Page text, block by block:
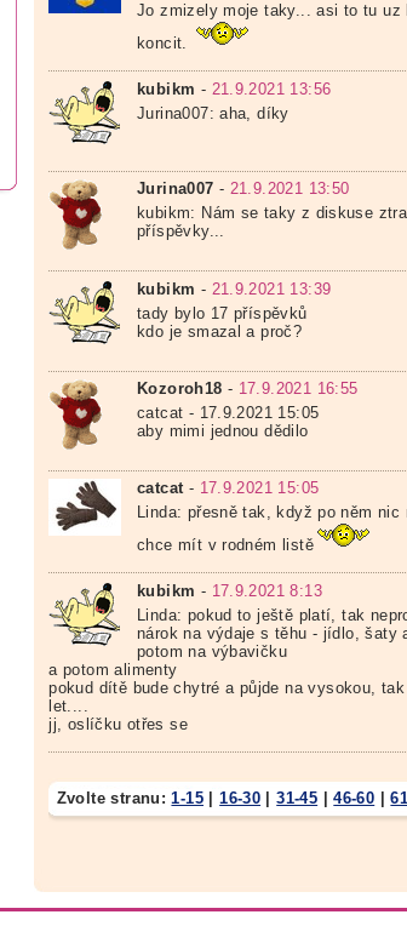
Jo zmizely moje taky... asi to tu uz
koncit.
kubikm - 21.9.2021 13:56
Jurina007: aha, díky
Jurina007 - 21.9.2021 13:50
kubikm: Nám se taky z diskuse
příspěvky...
kubikm - 21.9.2021 13:39
tady bylo 17 příspěvků
kdo je smazal a proč?
Kozoroh18 - 17.9.2021 16:55
catcat - 17.9.2021 15:05
aby mimi jednou dědilo
catcat- 17.9.2021 15:05
Linda: přesně tak, když po něm nic
chce mít v rodném listě
kubikm - 17.9.2021 8:13
Linda: pokud to ještě platí, tak
nárok na výdaje s těhu - jídlo, šaty
potom na výbavičku
a potom alimenty
pokud dítě bude chytré a půjde na vysokou,
let....
jj, oslíčku otřes se
Zvolte stranu:1-15 |16-30 |31-45 |46-60 |